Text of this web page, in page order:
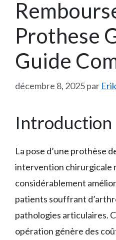
Prothese
Guide
décembre 8, 2025par
Introduction
La pose d’une prothèse
intervention chirurgicale
considérablement
patients souffrant
pathologies articulaires.
opération génère des